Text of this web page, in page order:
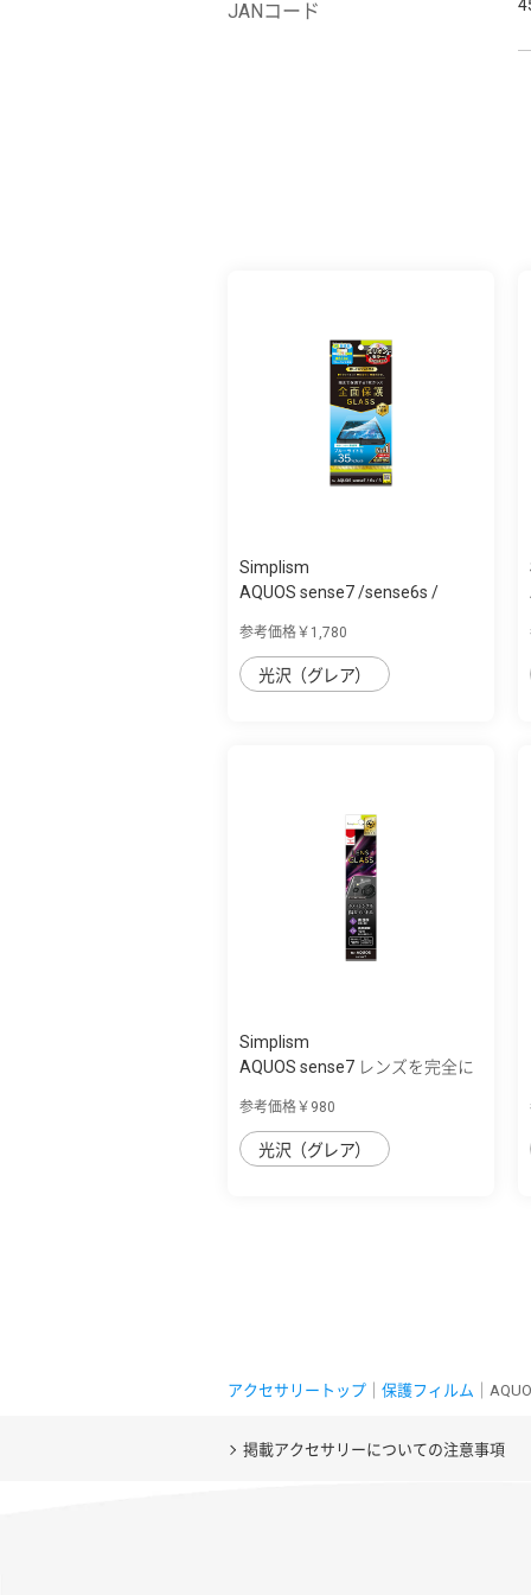
JANコード
Simplism
AQUOS sense7 /sense6s /
参考価格￥1,780
光沢（グレア）
Simplism
AQUOS sense7 レンズを完全に
参考価格￥980
光沢（グレア）
アクセサリートップ 保護フィルム ｜
掲載アクセサリーについての注意事項